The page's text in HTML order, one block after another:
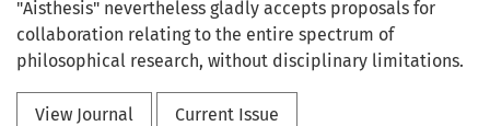
"Aisthesis" nevertheless gladly accepts proposals for
collaboration relating to the entire spectrum of
philosophical research, without disciplinary limitations.
View Journal Current Issue